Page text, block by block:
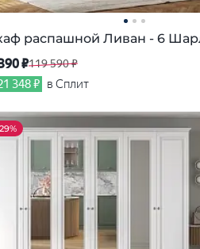
распашной Ливан - 6
₽119 590 ₽
348 ₽ в Сплит
29%